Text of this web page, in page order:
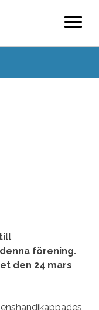
förening.
den 24 mars